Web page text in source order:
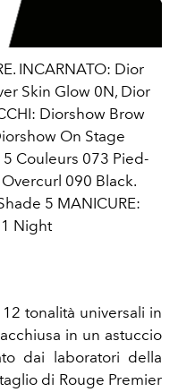
INCARNATO: Dior
Skin Glow 0N, Dior
Diorshow Brow
On Stage
Couleurs 073 Pied-
090 Black.
5 MANICURE:
Night
tonalità universali in
in un astuccio
dai laboratori della
di Rouge Premier